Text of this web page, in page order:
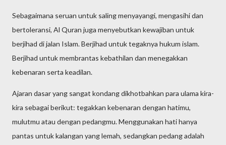
Sebagaimana seruan untuk saling menyayangi, mengasihi dan
bertoleransi, Al Quran juga menyebutkan kewajiban untuk
berjihad di jalan Islam. Berjihad untuk tegaknya hukum islam.
Berjihad untuk membrantas kebathilan dan menegakkan
kebenaran serta keadilan.
Ajaran dasar yang sangat kondang dikhotbahkan para ulama kira-
kira sebagai berikut: tegakkan kebenaran dengan hatimu,
mulutmu atau dengan pedangmu. Menggunakan hati hanya
pantas untuk kalangan yang lemah, sedangkan pedang adalah